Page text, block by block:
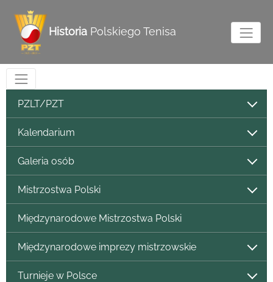
Historia Polskiego Tenisa
PZLT/PZT
Kalendarium
Galeria osób
Mistrzostwa Polski
Międzynarodowe Mistrzostwa Polski
Międzynarodowe imprezy mistrzowskie
Turnieje w Polsce